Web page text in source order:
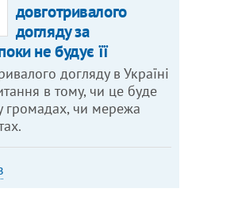
довготривалого
догляду за
не будує її
догляду в Україні
в тому, чи це буде
громадах, чи мережа